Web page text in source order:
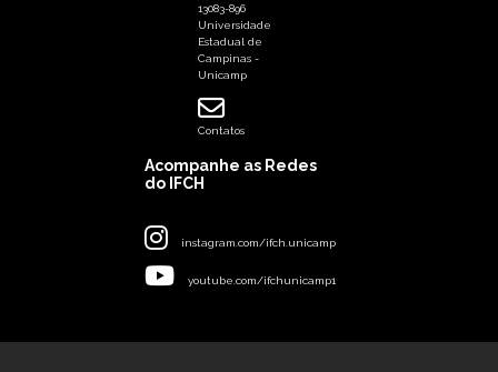
13083-896
Universidade
Estadual de
Campinas -
Unicamp
Contatos
Acompanhe as Redes
do IFCH
instagram.com/ifch.unicamp
youtube.com/ifchunicamp1